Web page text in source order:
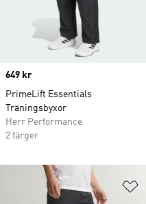
Price
649 kr
PrimeLift Essentials
Träningsbyxor
Herr Performance
2 färger